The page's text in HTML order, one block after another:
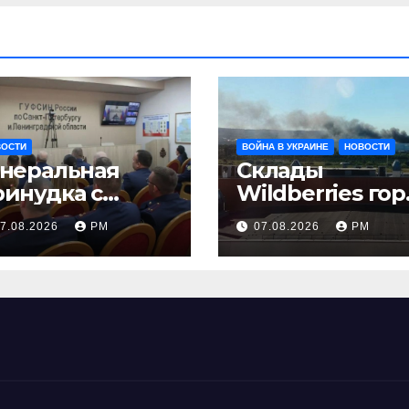
с
РМ
ВОЙНА В УКРАИНЕ НОВОСТИ
Склады
Wildberries
на Урале, сенат
принимает по
Грэму закон
07.08.2026 РМ